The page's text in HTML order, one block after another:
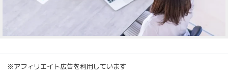
※アフィリエイト広告を利用しています